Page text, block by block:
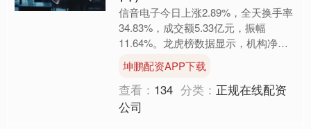
信音电子今日上涨2.89%，全天换手率
34.83%，成交额5.33亿元，振幅
11.64%。龙虎榜数据显示，机构净买
入289.54万元，营业部席位合计净卖出
111....
坤鹏配资APP下载
查看： 134 分类： 正规在线配资
公司